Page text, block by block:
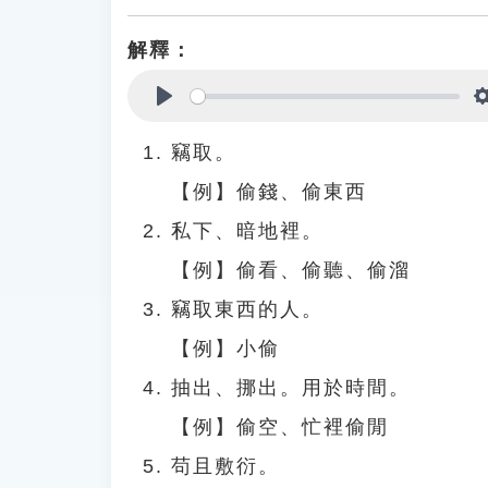
解釋：
竊取。
【例】偷錢、偷東西
私下、暗地裡。
【例】偷看、偷聽、偷溜
竊取東西的人。
【例】小偷
抽出、挪出。用於時間。
【例】偷空、忙裡偷閒
苟且敷衍。